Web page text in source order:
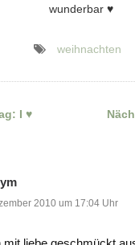
wunderbar ♥
weihnachten
I ♥
2010 um 17:04 Uhr